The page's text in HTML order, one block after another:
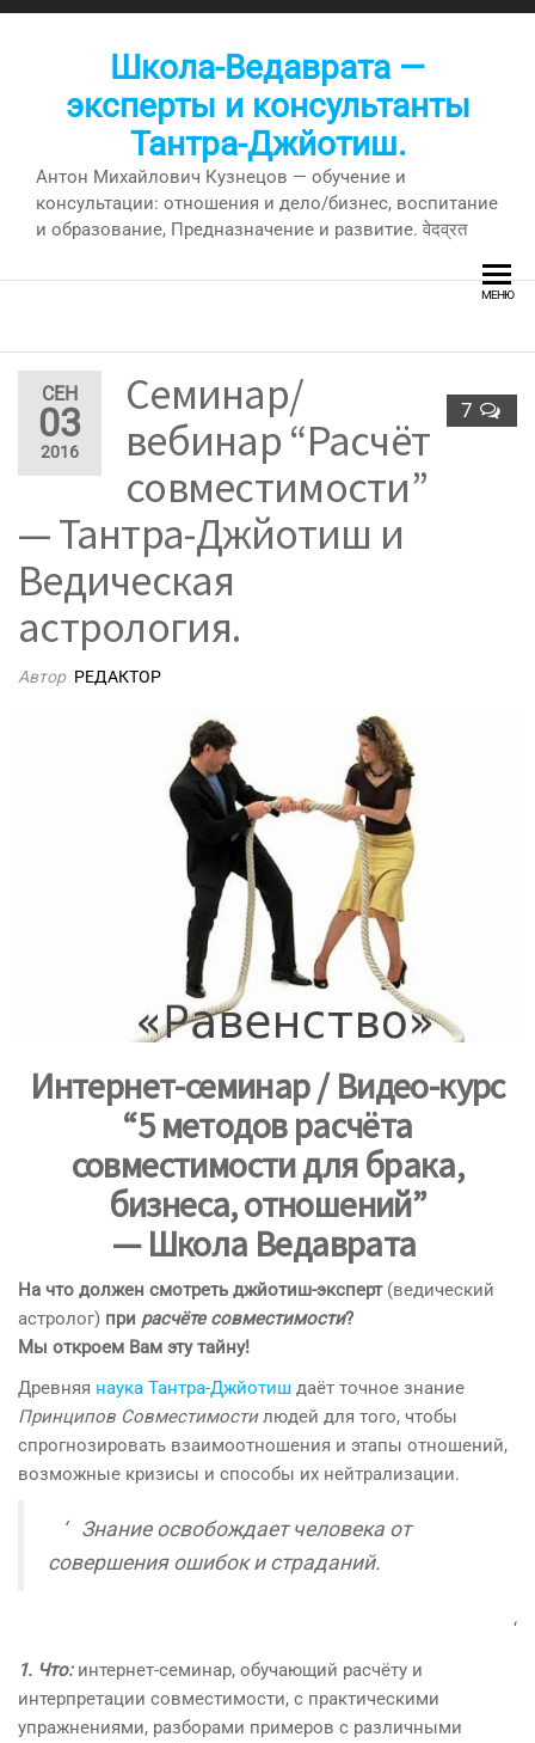
Перейти
Школа-Ведаврата —
эксперты и консультанты
Тантра-Джйотиш.
Антон Михайлович Кузнецов — обучение и
консультации: отношения и дело/бизнес, воспитание
и образование, Предназначение и развитие. वेदव्रत
МЕНЮ
СЕН
03
2016
7
Семинар/
вебинар “Расчёт
совместимости”
— Тантра-Джйотиш и
Ведическая
астрология.
Автор РЕДАКТОР
Интернет-семинар / Видео-курс
“5 методов расчёта
совместимости для брака,
бизнеса, отношений”
— Школа Ведаврата
На что должен смотреть джйотиш-эксперт (ведический
астролог) при расчёте совместимости?
Мы откроем Вам эту тайну!
Древняя наука Тантра-Джйотиш даёт точное знание
Принципов Совместимостилюдей для того, чтобы
спрогнозировать взаимоотношения и этапы отношений,
возможные кризисы и способы их нейтрализации.
‘ Знание освобождает человека от
совершения ошибок и страданий.
‘
1. Что:интернет-семинар, обучающий расчёту и
интерпретации совместимости, с практическими
упражнениями, разборами примеров с различными